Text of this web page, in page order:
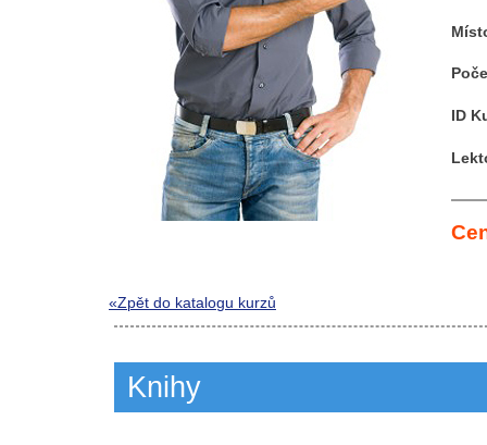
ID
«Zpět do katalogu kurzů
Knihy